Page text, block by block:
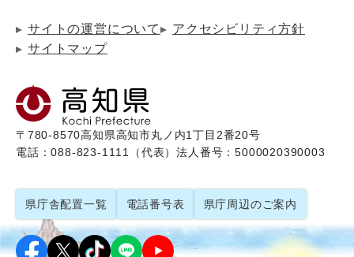
サイトの運営について
アクセシビリティ方針
サイトマップ
〒780-8570高知県高知市丸ノ内1丁目2番20号
電話：088-823-1111（代表）法人番号：5000020390003
県庁舎配置一覧 電話番号表 県庁周辺のご案内